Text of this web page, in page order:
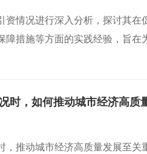
资情况进行深入分析，探讨其
障措施等方面的实践经验，旨
时，如何推动城市经济高质
，推动城市经济高质量发展至